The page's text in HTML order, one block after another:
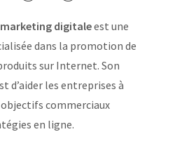
marketing digitaleest une
dans la promotion de
sur Internet. Son
d’aider les entreprises à
commerciaux
en ligne.